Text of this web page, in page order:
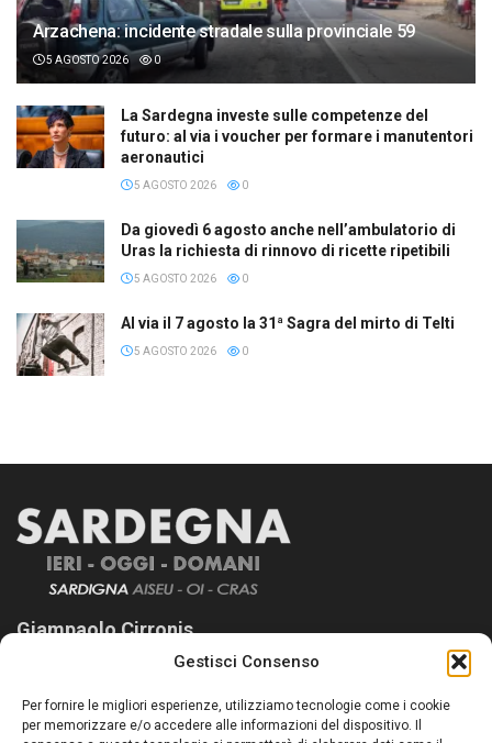
Gestisci Consenso
Per fornire le migliori esperienze, utilizziamo tecnologie come i cookie
per memorizzare e/o accedere alle informazioni del dispositivo. Il
Arzachena: incidente stradale sulla provinciale 59
5 AGOSTO 2026 0
La Sardegna investe sulle competenze del
futuro: al via i voucher per formare i manutentori
aeronautici
5 AGOSTO 2026 0
Da giovedì 6 agosto anche nell’ambulatorio di
Uras la richiesta di rinnovo di ricette ripetibili
5 AGOSTO 2026 0
Al via il 7 agosto la 31ª Sagra del mirto di Telti
5 AGOSTO 2026 0
Giampaolo Cirronis
Sardegna Ieri-Oggi-Domani nasce per informare “liberamente” i
lettori su quanto accade in Sardegna, con un occhio rivolto al
nostro passato e, soprattutto, al nostro futuro